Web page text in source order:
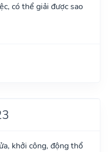
có thể giải được sao
khởi công, động thổ